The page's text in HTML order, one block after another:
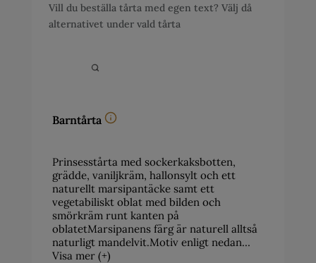
Vill du beställa tårta med egen text? Välj då
alternativet under vald tårta
Barntårta
Prinsesstårta med sockerkaksbotten,
grädde, vaniljkräm, hallonsylt och ett
naturellt marsipantäcke samt ett
vegetabiliskt oblat med bilden och
smörkräm runt kanten på
oblatetMarsipanens färg är naturell alltså
naturligt mandelvit.Motiv enligt nedan…
Visa mer (+)